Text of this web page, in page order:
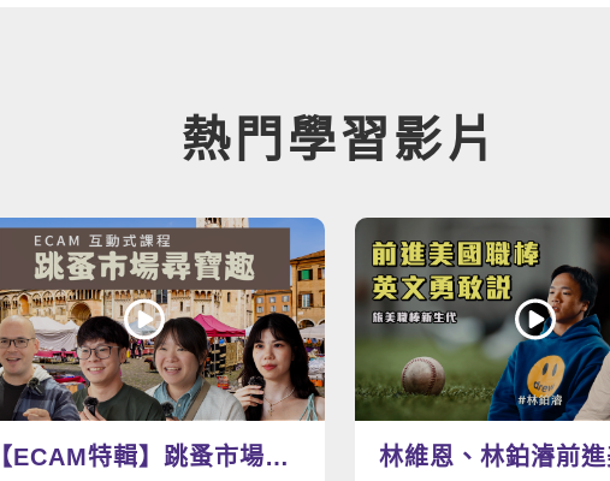
熱門學習影片
【ECAM特輯】跳蚤市場尋
林維恩、林鉑濬前